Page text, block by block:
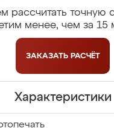
рассчитать точную
менее, чем за 15
ЗАКАЗАТЬ РАСЧЁТ
Характеристики